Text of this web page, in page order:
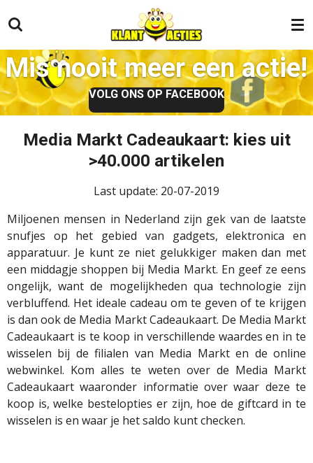
direct
naar
de
hoofdinhoud
Mis nooit meer een actie!
VOLG ONS OP FACEBOOK
Media Markt Cadeaukaart: kies uit
>40.000 artikelen
Last update: 20-07-2019
Miljoenen mensen in Nederland zijn gek van de laatste
snufjes op het gebied van gadgets, elektronica en
apparatuur. Je kunt ze niet gelukkiger maken dan met
een middagje shoppen bij Media Markt. En geef ze eens
ongelijk, want de mogelijkheden qua technologie zijn
verbluffend. Het ideale cadeau om te geven of te krijgen
is dan ook de Media Markt Cadeaukaart. De Media Markt
Cadeaukaart is te koop in verschillende waardes en in te
wisselen bij de filialen van Media Markt en de online
webwinkel. Kom alles te weten over de Media Markt
Cadeaukaart waaronder informatie over waar deze te
koop is, welke bestelopties er zijn, hoe de giftcard in te
wisselen is en waar je het saldo kunt checken.